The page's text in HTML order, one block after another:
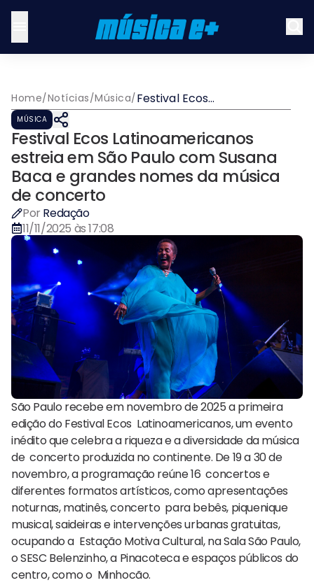
Home/Notícias/Música/Festival Ecos
Latinoamericanos estreia
Baca e grandes nomes da
música de concerto
MÚSICA
Festival Ecos Latinoamericanos
estreia em São Paulo com Susana
Baca e grandes nomes da música
de concerto
Por Redação
11/11/2025 às 17:08
São Paulo recebe em novembro de 2025 a primeira
edição do Festival Ecos Latinoamericanos, um evento
inédito que celebra a riqueza e a diversidade da música
de concerto produzida no continente. De 19 a 30 de
novembro, a programação reúne 16 concertos e
diferentes formatos artísticos, como apresentações
noturnas, matinês, concerto para bebês, piquenique
musical, saideiras e intervenções urbanas gratuitas,
ocupando a Estação Motiva Cultural, na Sala São Paulo,
o SESC Belenzinho, a Pinacoteca e espaços públicos do
centro, como o Minhocão.